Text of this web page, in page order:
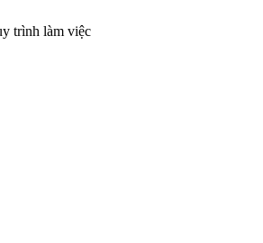
trình làm việc